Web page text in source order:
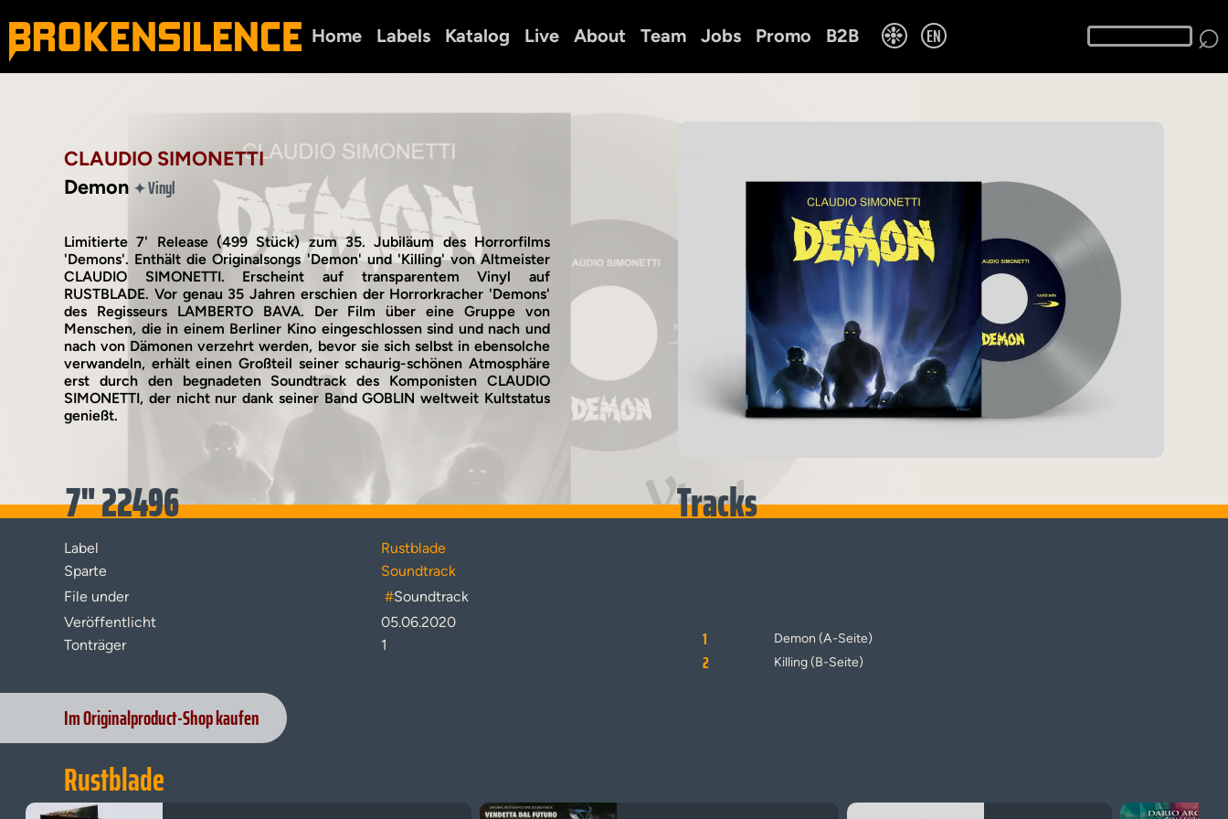
Vinyl
Home Labels Katalog Live About Team Jobs Promo B2B ❉ EN ⌕
CLAUDIO SIMONETTI
Demon ✦Vinyl
Limitierte 7' Release (499 Stück) zum 35. Jubiläum des Horrorfilms
'Demons'. Enthält die Originalsongs 'Demon' und 'Killing' von Altmeister
CLAUDIO SIMONETTI. Erscheint auf transparentem Vinyl auf
RUSTBLADE. Vor genau 35 Jahren erschien der Horrorkracher 'Demons'
des Regisseurs LAMBERTO BAVA. Der Film über eine Gruppe von
Menschen, die in einem Berliner Kino eingeschlossen sind und nach und
nach von Dämonen verzehrt werden, bevor sie sich selbst in ebensolche
verwandeln, erhält einen Großteil seiner schaurig-schönen Atmosphäre
erst durch den begnadeten Soundtrack des Komponisten CLAUDIO
SIMONETTI, der nicht nur dank seiner Band GOBLIN weltweit Kultstatus
genießt.
7" 22496 Tracks
Label
Rustblade
Sparte
Soundtrack
File under
#Soundtrack
Veröffentlicht
05.06.2020
Tonträger
1
Im Originalproduct-Shop kaufen
1 Demon (A-Seite)
2 Killing (B-Seite)
Rustblade